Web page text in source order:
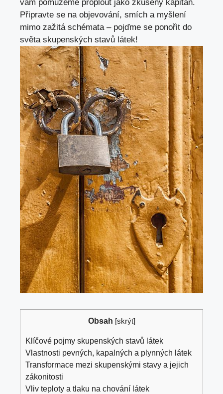
vám pomůžeme proplout jako zkušený kapitán.
Připravte se na objevování, smích a myšlení
mimo zažitá schémata – pojďme se ponořit do
světa skupenských stavů látek!
Obsah [skrýt]
Klíčové pojmy skupenských stavů látek
Vlastnosti pevných, kapalných a plynných látek
Transformace mezi skupenskými stavy a jejich
zákonitosti
Vliv teploty a tlaku na chování látek